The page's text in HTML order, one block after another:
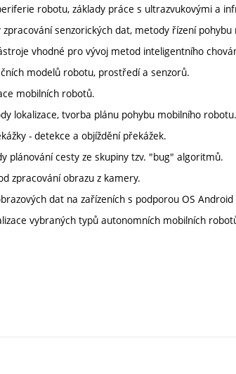
robotu, základy práce s ultrazvukovými a
zpracování senzorických dat, metody řízení
vhodné pro vývoj metod inteligentního
modelů robotu, prostředí a senzorů.
mobilních robotů.
lokalizace, tvorba plánu pohybu mobilního robotu.
- detekce a objíždění překážek.
plánování cesty ze skupiny tzv. "bug" algoritmů.
zpracování obrazu z kamery.
dat na zařízeních s podporou OS Android
vybraných typů autonomních mobilních